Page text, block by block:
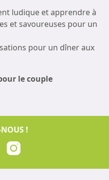
ludique et apprendre à
et savoureuses pour un
pour un dîner aux
le couple
!